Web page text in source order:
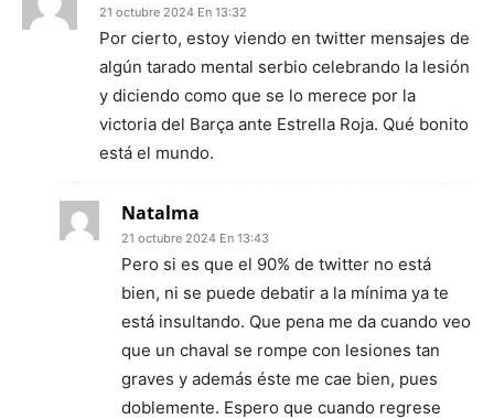
21 octubre 2024 En 13:32
Por cierto, estoy viendo en twitter mensajes de
algún tarado mental serbio celebrando la lesión
y diciendo como que se lo merece por la
victoria del Barça ante Estrella Roja. Qué bonito
está el mundo.
Natalma
21 octubre 2024 En 13:43
Pero si es que el 90% de twitter no está
bien, ni se puede debatir a la mínima ya te
está insultando. Que pena me da cuando veo
que un chaval se rompe con lesiones tan
graves y además éste me cae bien, pues
doblemente. Espero que cuando regrese